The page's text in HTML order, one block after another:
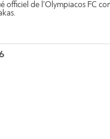
officiel de l’Olympiacos FC